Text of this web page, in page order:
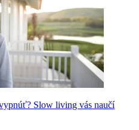
Slow living vás naučí